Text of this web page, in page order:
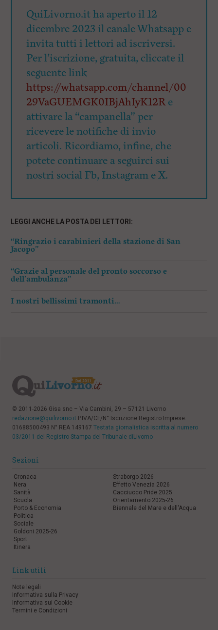
QuiLivorno.it ha aperto il 12
dicembre 2023 il canale Whatsapp e
invita tutti i lettori ad iscriversi.
Per l’iscrizione, gratuita, cliccate il
seguente link
https://whatsapp.com/channel/00
29VaGUEMGK0IBjAhIyK12Re
attivare la “campanella” per
ricevere le notifiche di invio
articoli. Ricordiamo, infine, che
potete continuare a seguirci sui
nostri social Fb, Instagram e X.
LEGGI ANCHE LA POSTA DEI LETTORI:
“Ringrazio i carabinieri della stazione di San
Jacopo”
“Grazie al personale del pronto soccorso e
dell’ambulanza”
I nostri bellissimi tramonti…
© 2011-2026 Gisa snc – Via Cambini, 29 – 57121 Livorno
redazione@quilivorno.it P.IVA/CF/N° Iscrizione Registro Imprese:
01688500493 N° REA 149167 Testata giornalistica iscritta al numero
03/2011 del Registro Stampa del Tribunale diLivorno
Sezioni
Cronaca
Nera
Sanità
Scuola
Porto & Economia
Politica
Sociale
Goldoni 2025-26
Sport
Itinera
Straborgo 2026
Effetto Venezia 2026
Cacciucco Pride 2025
Orientamento 2025-26
Biennale del Mare e dell'Acqua
Link utili
Note legali
Informativa sulla Privacy
Informativa sui Cookie
Termini e Condizioni